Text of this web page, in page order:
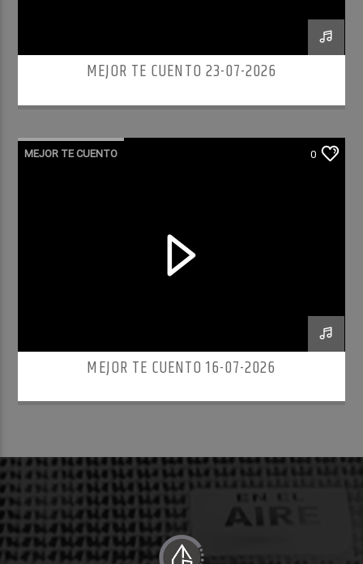
MEJOR TE CUENTO 23-07-2026
MEJOR TE CUENTO 0
MEJOR TE CUENTO 16-07-2026